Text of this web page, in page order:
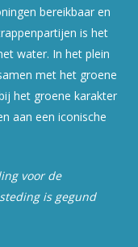
bereikbaar en
is het
water. In het plein
met het groene
het groene karakter
aan een iconische
voor de
is gegund